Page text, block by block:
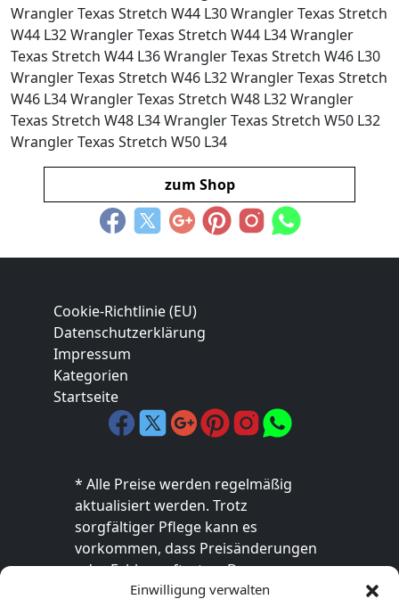
Einwilligung verwalten
Wrangler Texas Stretch W44 L30 Wrangler Texas Stretch
W44 L32 Wrangler Texas Stretch W44 L34 Wrangler
Texas Stretch W44 L36 Wrangler Texas Stretch W46 L30
Wrangler Texas Stretch W46 L32 Wrangler Texas Stretch
W46 L34 Wrangler Texas Stretch W48 L32 Wrangler
Texas Stretch W48 L34 Wrangler Texas Stretch W50 L32
Wrangler Texas Stretch W50 L34
zum Shop
Cookie-Richtlinie (EU)
Datenschutzerklärung
Impressum
Kategorien
Startseite
* Alle Preise werden regelmäßig
aktualisiert werden. Trotz
sorgfältiger Pflege kann es
vorkommen, dass Preisänderungen
oder Fehler auftreten. Der
endgültige Preis sowie die